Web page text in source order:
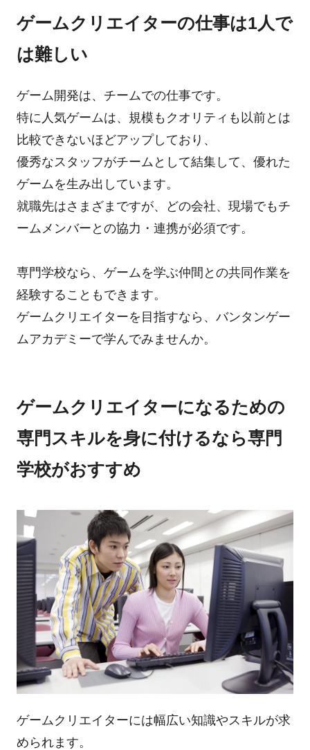
ゲームクリエイターの仕事は1人で
は難しい
ゲーム開発は、チームでの仕事です。
特に人気ゲームは、規模もクオリティも以前とは
比較できないほどアップしており、
優秀なスタッフがチームとして結集して、優れた
ゲームを生み出しています。
就職先はさまざまですが、どの会社、現場でもチ
ームメンバーとの協力・連携が必須です。
専門学校なら、ゲームを学ぶ仲間との共同作業を
経験することもできます。
ゲームクリエイターを目指すなら、バンタンゲー
ムアカデミーで学んでみませんか。
ゲームクリエイターになるための
専門スキルを身に付けるなら専門
学校がおすすめ
ゲームクリエイターには幅広い知識やスキルが求
められます。